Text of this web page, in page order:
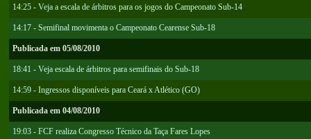
14:25 - Veja a escala de árbitros para os jogos do Campeonato Sub-14
14:17 - Semifinal movimenta o Campeonato Cearense Sub-18
Publicada em 05/08/2010
18:41 - Veja escala de árbitros para semifinais do Sub-18
14:59 - Ingressos disponíveis para Ceará x Atlético (GO)
Publicada em 04/08/2010
19:03 - FCF realiza Congresso Técnico da Taça Fares Lopes